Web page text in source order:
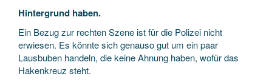
Hintergrund haben.
Ein Bezug zur rechten Szene ist für die Polizei nicht
erwiesen. Es könnte sich genauso gut um ein paar
Lausbuben handeln, die keine Ahnung haben, wofür das
Hakenkreuz steht.